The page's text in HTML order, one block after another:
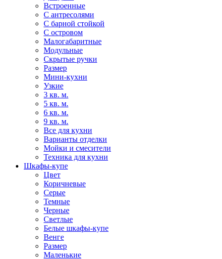
Встроенные
С антресолями
С барной стойкой
С островом
Малогабаритные
Модульные
Скрытые ручки
Размер
Мини-кухни
Узкие
3 кв. м.
5 кв. м.
6 кв. м.
9 кв. м.
Все для кухни
Варианты отделки
Мойки и смесители
Техника для кухни
Шкафы-купе
Цвет
Коричневые
Серые
Темные
Черные
Светлые
Белые шкафы-купе
Венге
Размер
Маленькие